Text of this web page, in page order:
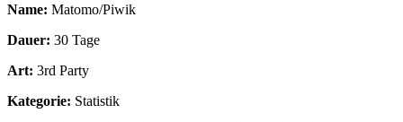
Name: Matomo/Piwik
Dauer: 30 Tage
Art: 3rd Party
Kategorie: Statistik